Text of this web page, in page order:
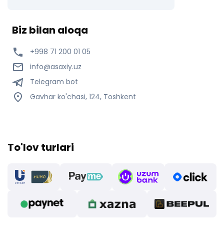
Biz bilan aloqa
+998 71 200 01 05
info@asaxiy.uz
Telegram bot
Gavhar ko'chasi, 124, Toshkent
To'lov turlari